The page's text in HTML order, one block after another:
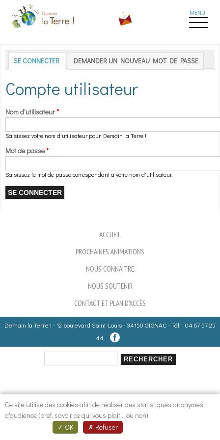
Aller au contenu principal
Onglets principaux
SE CONNECTER (ONGLET ACTIF)
DEMANDER UN NOUVEAU MOT DE PASSE
Compte utilisateur
Nom d'utilisateur*
Saisissez votre nom d'utilisateur pour Demain la Terre !.
Mot de passe*
Saisissez le mot de passe correspondant à votre nom d'utilisateur.
ACCUEIL
PROCHAINES ANIMATIONS
NOUS CONNAITRE
NOUS SOUTENIR
CONTACT ET PLAN D'ACCÈS
Demain la Terre ! - 12 boulevard Saint-Louis - 34150 GIGNAC - Tél. : 04 67 57 25
44
Ce site utilise des cookies afin de réaliser des statistiques anonymes
d'audience (bref, savoir ce qui vous plaît... ou non)
OK
Refuser